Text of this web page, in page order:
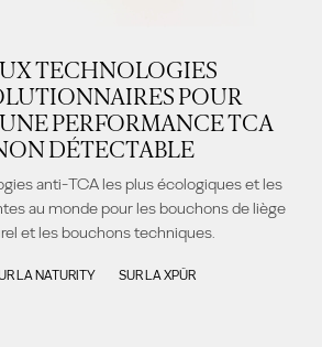
TECHNOLOGIES
POUR
PERFORMANCE TCA
DÉTECTABLE
anti-TCA les plus écologiques et les
au monde pour les bouchons de liège
et les bouchons techniques.
LA NATURITY SUR LA XPÜR